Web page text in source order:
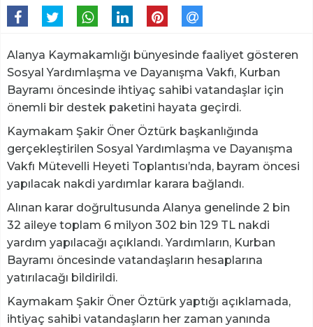
Alanya Kaymakamlığı bünyesinde faaliyet gösteren
Sosyal Yardımlaşma ve Dayanışma Vakfı, Kurban
Bayramı öncesinde ihtiyaç sahibi vatandaşlar için
önemli bir destek paketini hayata geçirdi.
Kaymakam Şakir Öner Öztürk başkanlığında
gerçekleştirilen Sosyal Yardımlaşma ve Dayanışma
Vakfı Mütevelli Heyeti Toplantısı’nda, bayram öncesi
yapılacak nakdi yardımlar karara bağlandı.
Alınan karar doğrultusunda Alanya genelinde 2 bin
32 aileye toplam 6 milyon 302 bin 129 TL nakdi
yardım yapılacağı açıklandı. Yardımların, Kurban
Bayramı öncesinde vatandaşların hesaplarına
yatırılacağı bildirildi.
Kaymakam Şakir Öner Öztürk yaptığı açıklamada,
ihtiyaç sahibi vatandaşların her zaman yanında